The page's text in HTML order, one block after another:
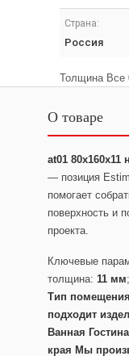
Страна:
Россия
Толщина Все
О товаре
at01 80x160x11
— позиция
помогает
поверхность и
проекта.
Ключевые
толщина: 11 мм
Тип
подходит
Ванная
края Мы